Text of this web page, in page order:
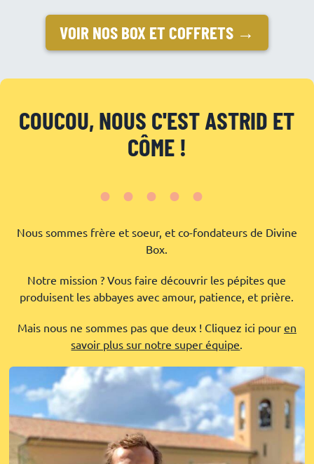
VOIR NOS BOX ET COFFRETS →
COUCOU, NOUS C'EST ASTRID ET
CÔME !
•••••
Nous sommes frère et soeur, et co-fondateurs de Divine
Box.
Notre mission ? Vous faire découvrir les pépites que
produisent les abbayes avec amour, patience, et prière.
Mais nous ne sommes pas que deux ! Cliquez ici pour en
savoir plus sur notre super équipe